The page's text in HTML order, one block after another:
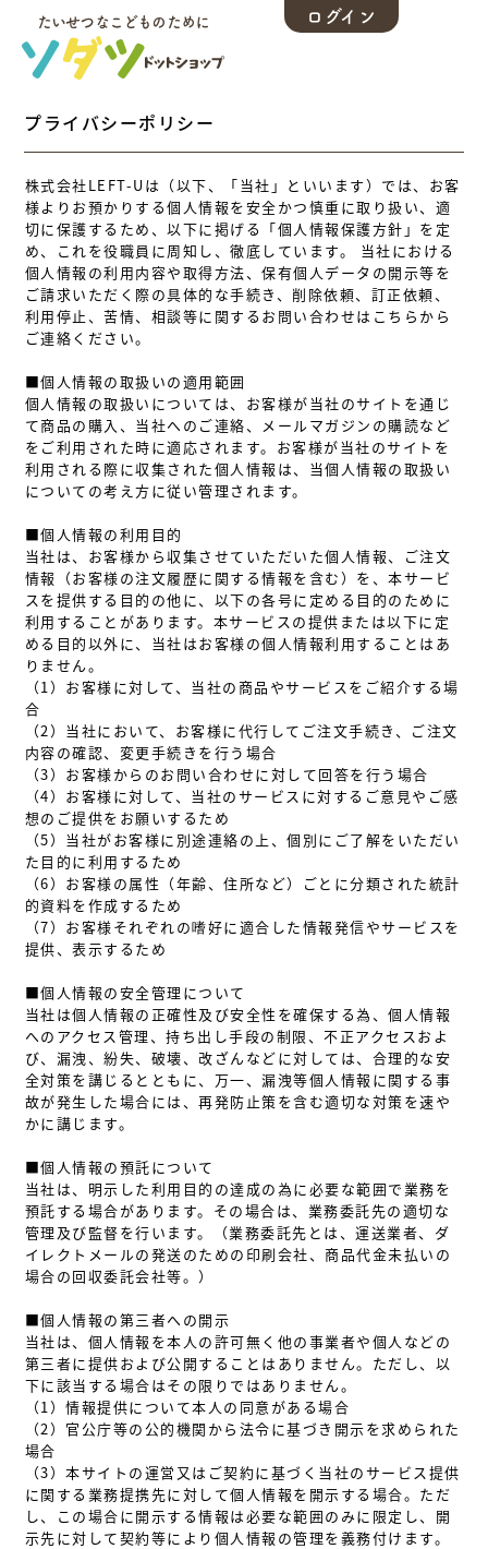
ログイン
たいせつなこどものために
プライバシーポリシー
株式会社LEFT-Uは（以下、「当社」といいます）では、お客
様よりお預かりする個人情報を安全かつ慎重に取り扱い、適
切に保護するため、以下に掲げる「個人情報保護方針」を定
め、これを役職員に周知し、徹底しています。 当社における
個人情報の利用内容や取得方法、保有個人データの開示等を
ご請求いただく際の具体的な手続き、削除依頼、訂正依頼、
利用停止、苦情、相談等に関するお問い合わせはこちらから
ご連絡ください。
■個人情報の取扱いの適用範囲
個人情報の取扱いについては、お客様が当社のサイトを通じ
て商品の購入、当社へのご連絡、メールマガジンの購読など
をご利用された時に適応されます。お客様が当社のサイトを
利用される際に収集された個人情報は、当個人情報の取扱い
についての考え方に従い管理されます。
■個人情報の利用目的
当社は、お客様から収集させていただいた個人情報、ご注文
情報（お客様の注文履歴に関する情報を含む）を、本サービ
スを提供する目的の他に、以下の各号に定める目的のために
利用することがあります。本サービスの提供または以下に定
める目的以外に、当社はお客様の個人情報利用することはあ
りません。
（1）お客様に対して、当社の商品やサービスをご紹介する場
合
（2）当社において、お客様に代行してご注文手続き、ご注文
内容の確認、変更手続きを行う場合
（3）お客様からのお問い合わせに対して回答を行う場合
（4）お客様に対して、当社のサービスに対するご意見やご感
想のご提供をお願いするため
（5）当社がお客様に別途連絡の上、個別にご了解をいただい
た目的に利用するため
（6）お客様の属性（年齢、住所など）ごとに分類された統計
的資料を作成するため
（7）お客様それぞれの嗜好に適合した情報発信やサービスを
提供、表示するため
■個人情報の安全管理について
当社は個人情報の正確性及び安全性を確保する為、個人情報
へのアクセス管理、持ち出し手段の制限、不正アクセスおよ
び、漏洩、紛失、破壊、改ざんなどに対しては、合理的な安
全対策を講じるとともに、万一、漏洩等個人情報に関する事
故が発生した場合には、再発防止策を含む適切な対策を速や
かに講じます。
■個人情報の預託について
当社は、明示した利用目的の達成の為に必要な範囲で業務を
預託する場合があります。その場合は、業務委託先の適切な
管理及び監督を行います。（業務委託先とは、運送業者、ダ
イレクトメールの発送のための印刷会社、商品代金未払いの
場合の回収委託会社等。）
■個人情報の第三者への開示
当社は、個人情報を本人の許可無く他の事業者や個人などの
第三者に提供および公開することはありません。ただし、以
下に該当する場合はその限りではありません。
（1）情報提供について本人の同意がある場合
（2）官公庁等の公的機関から法令に基づき開示を求められた
場合
（3）本サイトの運営又はご契約に基づく当社のサービス提供
に関する業務提携先に対して個人情報を開示する場合。ただ
し、この場合に開示する情報は必要な範囲のみに限定し、開
示先に対して契約等により個人情報の管理を義務付けます。